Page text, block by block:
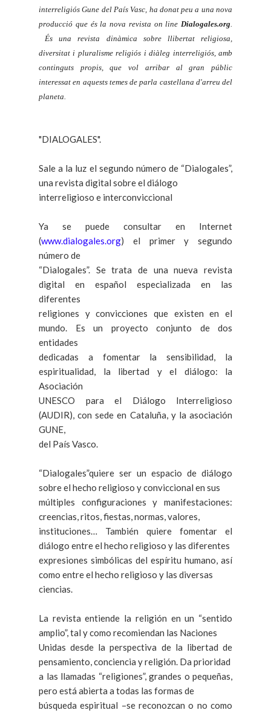
interreligiós Gune del País Vasc, ha donat peu a una nova
producció que és la nova revista on line Dialogales.org
És una revista dinàmica sobre llibertat religiosa,
diversitat i pluralisme religiós i diàleg interreligiós, amb
continguts propis, que vol arribar al gran públic
interessat en aquests temes de parla castellana d'arreu del
planeta.
"DIALOGALES".
Sale a la luz el segundo número de “Dialogales”,
una revista digital sobre el diálogo
interreligioso e interconviccional
Ya se puede consultar en Internet
(www.dialogales.org) el primer y segundo
número de
“Dialogales”. Se trata de una nueva revista
digital en español especializada en las
diferentes
religiones y convicciones que existen en el
mundo. Es un proyecto conjunto de dos
entidades
dedicadas a fomentar la sensibilidad, la
espiritualidad, la libertad y el diálogo: la
Asociación
UNESCO para el Diálogo Interreligioso
(AUDIR), con sede en Cataluña, y la asociación
GUNE,
del País Vasco.
“Dialogales”quiere ser un espacio de diálogo
sobre el hecho religioso y conviccional en sus
múltiples configuraciones y manifestaciones:
creencias, ritos, fiestas, normas, valores,
instituciones… También quiere fomentar el
diálogo entre el hecho religioso y las diferentes
expresiones simbólicas del espíritu humano, así
como entre el hecho religioso y las diversas
ciencias.
La revista entiende la religión en un “sentido
amplio”, tal y como recomiendan las Naciones
Unidas desde la perspectiva de la libertad de
pensamiento, conciencia y religión. Da prioridad
a las llamadas “religiones”, grandes o pequeñas,
pero está abierta a todas las formas de
búsqueda espiritual –se reconozcan o no como